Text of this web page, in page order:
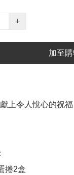
+
加至
上令人悅心的祝